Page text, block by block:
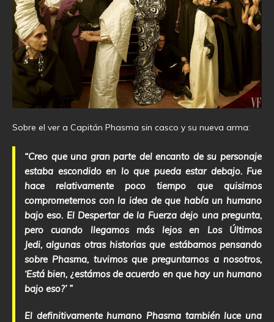
Sobre el ver a Capitán Phasma sin casco y su nueva arma:
“Creo que una gran parte del encanto de su personaje
estaba escondido en lo que pueda estar debajo. Fue
hace relativamente poco tiempo que quisimos
comprometernos con la idea de que había un humano
bajo eso. El Despertar de la Fuerza dejo una pregunta,
pero cuando llegamos más lejos en Los Últimos
Jedi, algunas otras historias que estábamos pensando
sobre Phasma, tuvimos que preguntarnos a nosotros,
‘Está bien, ¿estámos de acuerdo en que hay un humano
bajo eso?’ ”
El definitivamente humano Phasma también luce una